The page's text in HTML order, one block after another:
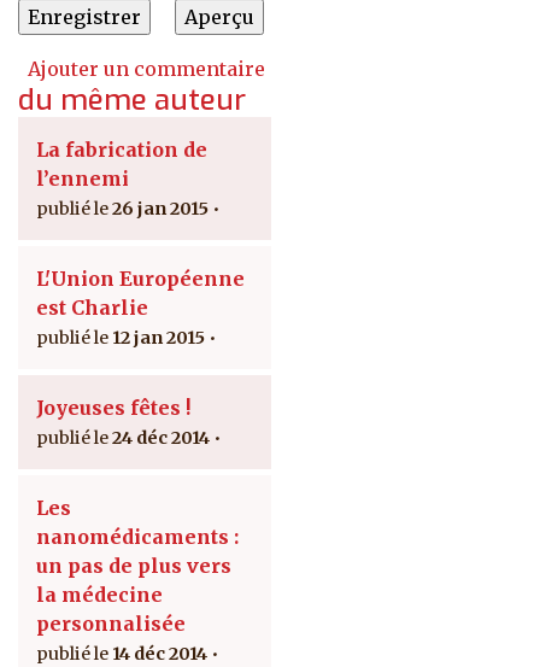
Ajouter un commentaire
du même auteur
La fabrication de
l’ennemi
26 jan 2015
L'Union Européenne
est Charlie
12 jan 2015
Joyeuses fêtes !
24 déc 2014
Les
nanomédicaments :
un pas de plus vers
la médecine
personnalisée
14 déc 2014